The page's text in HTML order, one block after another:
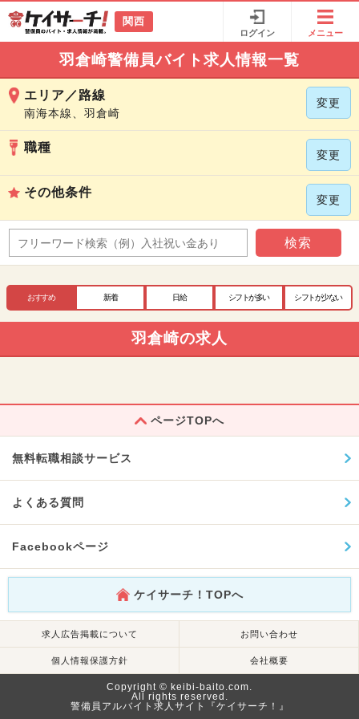
関西
ログイン メニュー
羽倉崎警備員バイト求人情報一覧
エリア／路線
南海本線、羽倉崎
変更
職種
変更
その他条件
変更
検索
おすすめ 新着 日給 シフトが多い シフトが少ない
羽倉崎の求人
ページTOPへ
無料転職相談サービス
よくある質問
Facebookページ
ケイサーチ！TOPへ
求人広告掲載について お問い合わせ
個人情報保護方針 会社概要
Copyright © keibi-baito.com.
All rights reserved.
警備員アルバイト求人サイト『ケイサーチ！』